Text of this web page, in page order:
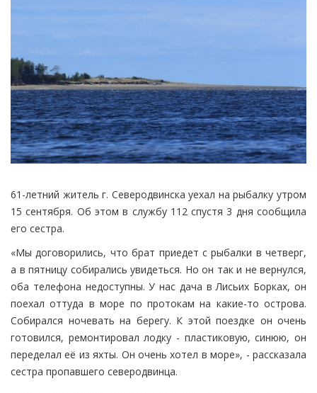
61-летний житель г. Северодвинска уехал на рыбалку утром
15 сентября. Об этом в службу 112 спустя 3 дня сообщила
его сестра.
«Мы договорились, что брат приедет с рыбалки в четверг,
а в пятницу собирались увидеться. Но он так и не вернулся,
оба телефона недоступны. У нас дача в Лисьих Борках, он
поехал оттуда в море по протокам на какие-то острова.
Собирался ночевать на берегу. К этой поездке он очень
готовился, ремонтировал лодку - пластиковую, синюю, он
переделал её из яхты. Он очень хотел в море», - рассказала
сестра пропавшего северодвинца.